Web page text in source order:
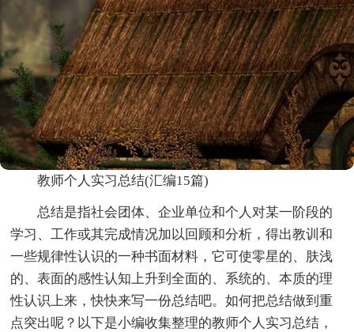
教师个人实习总结(汇编15篇)
总结是指社会团体、企业单位和个人对某一阶段的
学习、工作或其完成情况加以回顾和分析，得出教训和
一些规律性认识的一种书面材料，它可使零星的、肤浅
的、表面的感性认知上升到全面的、系统的、本质的理
性认识上来，快快来写一份总结吧。如何把总结做到重
点突出呢？以下是小编收集整理的教师个人实习总结，